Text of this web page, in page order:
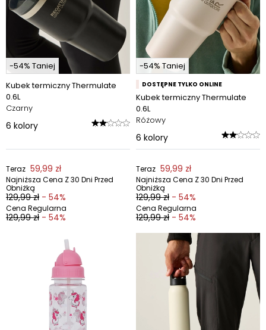
-54% Taniej
Kubek termiczny Thermulate
0.6L
Czarny
6 kolory
Teraz 59,99 zł
Najniższa Cena Z 30 Dni Przed
Obniżką
129,99 zł - 54%
Cena Regularna
129,99 zł - 54%
-54% Taniej
DOSTĘPNE TYLKO ONLINE
Kubek termiczny Thermulate
0.6L
Różowy
6 kolory
Teraz 59,99 zł
Najniższa Cena Z 30 Dni Przed
Obniżką
129,99 zł - 54%
Cena Regularna
129,99 zł - 54%